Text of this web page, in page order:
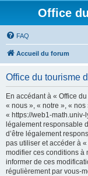
Office
FAQ
Accueil du forum
Office du tourisme
En accédant à « Office
« nous », « notre », «
« https://web1-math.univ-
légalement responsable
d’être légalement
pas utiliser et accéder à
modifier ces conditions à
informer de ces
régulièrement par vous-